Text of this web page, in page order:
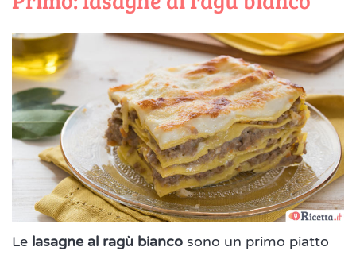
Le lasagne al ragù bianco sono un primo piatto